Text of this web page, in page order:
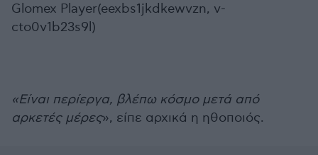
Glomex Player(eexbs1jkdkewvzn, v-
cto0v1b23s9l)
«Είναι περίεργα, βλέπω κόσμο μετά από
αρκετές μέρες», είπε αρχικά η ηθοποιός.